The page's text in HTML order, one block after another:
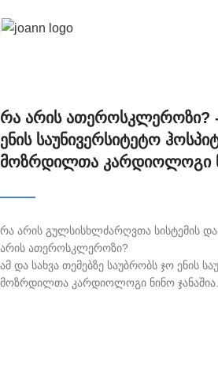
რა არის ათეროსკლეროზი?
ენის საუნივერსიტეტო
მოზრდილთა კარდიოლოგი
რა არის გულსისხლძარღვთა სისტემის
არის ათეროსკლეროზი?
ამ და სახვა თემებზე საუბრობს ჯო ენის
მოზრდილთა კარდიოლოგი ნინო ჯანაშია.